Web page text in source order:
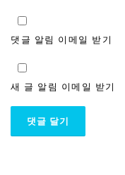
댓글 알림 이메일 받기
새 글 알림 이메일 받기